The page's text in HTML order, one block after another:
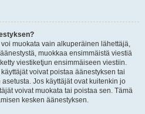
muokata vain alkuperäinen lähettäjä,
muokkaa ensimmäistä viestiä
viestiketjun ensimmäiseen viestiin.
voivat poistaa äänestyksen tai
Jos käyttäjät ovat kuitenkin jo
voivat muokata tai poistaa sen. Tämä
kesken äänestyksen.